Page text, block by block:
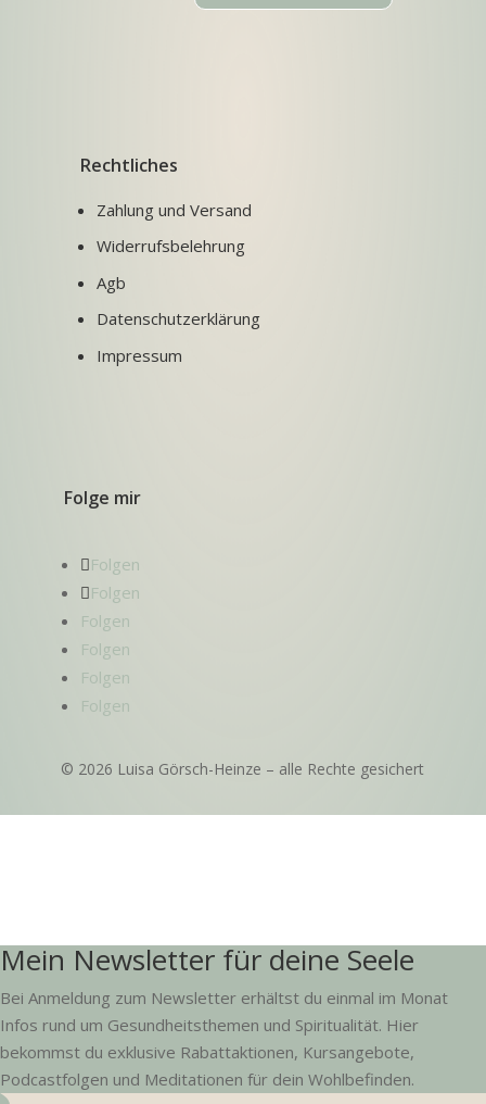
Rechtliches
Zahlung und Versand
Widerrufsbelehrung
Agb
Datenschutzerklärung
Impressum
Folge mir
Folgen
Folgen
Folgen
Folgen
Folgen
Folgen
© 2026 Luisa Görsch-Heinze – alle Rechte gesichert
Mein Newsletter für deine Seele
Bei Anmeldung zum Newsletter erhältst du einmal im Monat
Infos rund um Gesundheitsthemen und Spiritualität. Hier
bekommst du exklusive Rabattaktionen, Kursangebote,
Podcastfolgen und Meditationen für dein Wohlbefinden.